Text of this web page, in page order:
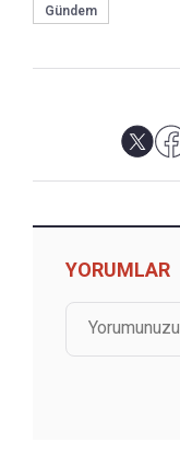
Gündem
YORUMLAR